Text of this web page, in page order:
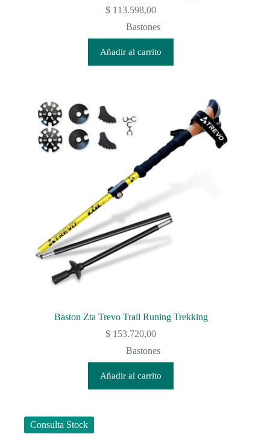
$ 113.598,00
Bastones
Añadir al carrito
Baston Zta Trevo Trail Runing Trekking
$ 153.720,00
Bastones
Añadir al carrito
Consulta Stock